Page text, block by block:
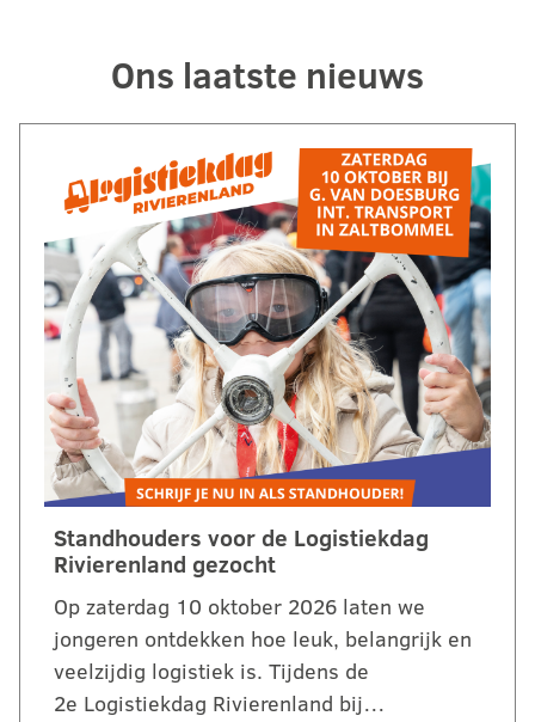
Ons laatste nieuws
Standhouders voor de Logistiekdag
Rivierenland gezocht
Op zaterdag 10 oktober 2026 laten we
jongeren ontdekken hoe leuk, belangrijk en
veelzijdig logistiek is. Tijdens de
2e Logistiekdag Rivierenland bij…